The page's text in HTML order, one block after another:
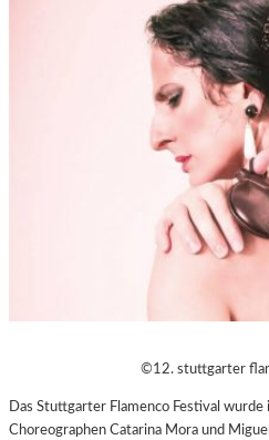
©12. stuttgarter
Das Stuttgarter Flamenco Festival
Choreographen Catarina Mora und